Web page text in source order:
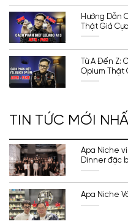
Hướng Dẫn
Thật Giả
Từ A Đến Z:
Opium Thật
TIN TỨC MỚI
Apa Niche
Dinner đặc
Apa Niche